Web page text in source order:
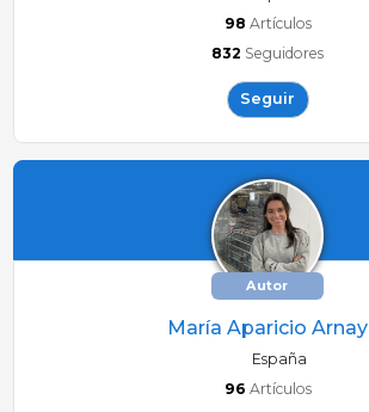
98 Artículos
832 Seguidores
Seguir
Autor
María Aparicio Arnay
España
96 Artículos